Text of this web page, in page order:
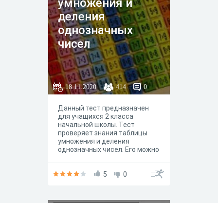
умножения и
деления
однозначных
чисел
18.11.2020 414 0
Данный тест предназначен
для учащихся 2 класса
начальной школы. Тест
проверяет знания таблицы
умножения и деления
однозначных чисел. Его можно
работе, и для домашнего
5 0